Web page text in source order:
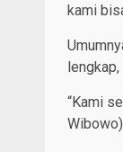
kami
“Kami
Wibowo)